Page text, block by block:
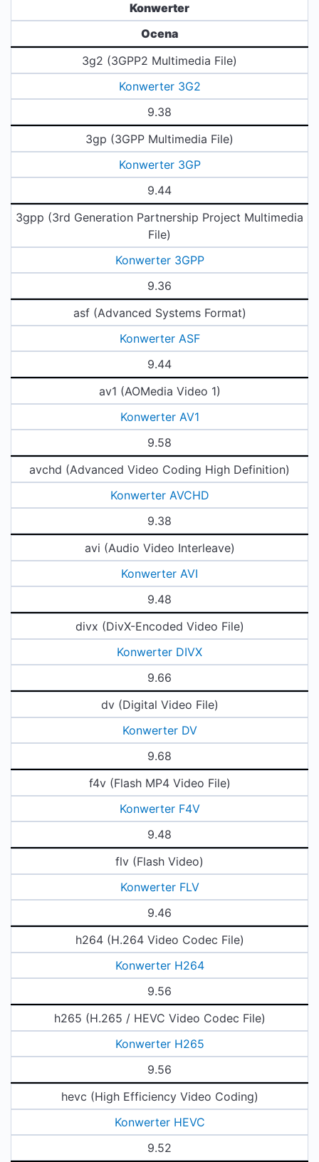
Konwerter
Ocena
3g2 (3GPP2 Multimedia File)
Konwerter 3G2
9.38
3gp (3GPP Multimedia File)
Konwerter 3GP
9.44
3gpp (3rd Generation Partnership Project Multimedia
File)
Konwerter 3GPP
9.36
asf (Advanced Systems Format)
Konwerter ASF
9.44
av1 (AOMedia Video 1)
Konwerter AV1
9.58
avchd (Advanced Video Coding High Definition)
Konwerter AVCHD
9.38
avi (Audio Video Interleave)
Konwerter AVI
9.48
divx (DivX-Encoded Video File)
Konwerter DIVX
9.66
dv (Digital Video File)
Konwerter DV
9.68
f4v (Flash MP4 Video File)
Konwerter F4V
9.48
flv (Flash Video)
Konwerter FLV
9.46
h264 (H.264 Video Codec File)
Konwerter H264
9.56
h265 (H.265 / HEVC Video Codec File)
Konwerter H265
9.56
hevc (High Efficiency Video Coding)
Konwerter HEVC
9.52